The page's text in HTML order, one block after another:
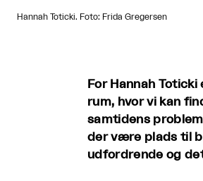
Hannah Toticki. Foto: Frida Gregersen
For Hannah
rum, hvor vi kan
samtidens
der være plads til
udfordrende og